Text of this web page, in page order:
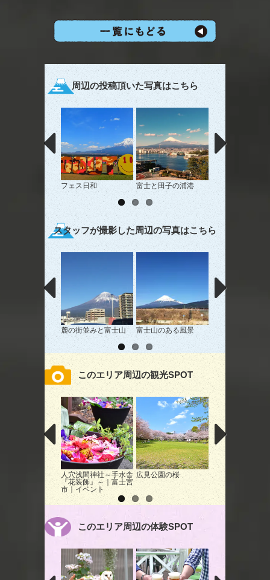
周辺の投稿頂いた写真はこちら
フェス日和 富士と田子の浦港
スタッフが撮影した周辺の写真はこちら
麓の街並みと富士山 富士山のある風景
色‐富士山‐
このエリア周辺の観光SPOT
人穴浅間神社～手水舎
『花装飾』～｜富士宮
市｜イベント
広見公園の桜
富士市今宮のド
｜富士市｜花
このエリア周辺の体験SPOT